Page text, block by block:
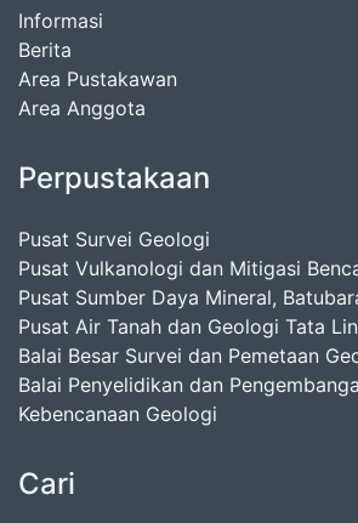
Informasi
Berita
Area Pustakawan
Area Anggota
Perpustakaan
Pusat Survei Geologi
Pusat Vulkanologi dan Mitigasi
Pusat Sumber Daya Mineral,
Pusat Air Tanah dan Geologi Tata
Balai Besar Survei dan Pemetaan
Balai Penyelidikan dan
Kebencanaan Geologi
Cari